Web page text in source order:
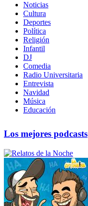
Noticias
Cultura
Deportes
Política
Religión
Infantil
DJ
Comedia
Radio Universitaria
Entrevista
Navidad
Música
Educación
Los mejores podcasts